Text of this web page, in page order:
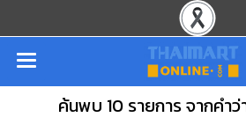
ค้นพบ 10 รายการ จากคำ